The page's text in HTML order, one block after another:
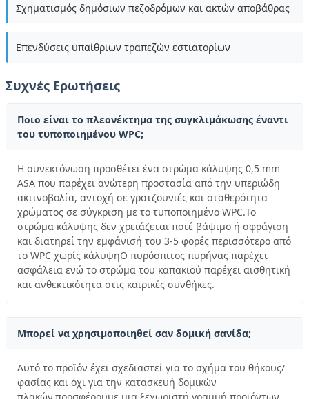
Σχηματισμός δημόσιων πεζοδρόμων και ακτών αποβάθρας
Επενδύσεις υπαίθριων τραπεζών εστιατορίων
Συχνές Ερωτήσεις
Ποιο είναι το πλεονέκτημα της συγκλιμάκωσης έναντι
του τυποποιημένου WPC;
Η συνεκτόνωση προσθέτει ένα στρώμα κάλυψης 0,5 mm
ASA που παρέχει ανώτερη προστασία από την υπεριώδη
ακτινοβολία, αντοχή σε γρατζουνιές και σταθερότητα
χρώματος σε σύγκριση με το τυποποιημένο WPC.Το
στρώμα κάλυψης δεν χρειάζεται ποτέ βάψιμο ή σφράγιση
και διατηρεί την εμφάνισή του 3-5 φορές περισσότερο από
το WPC χωρίς κάλυψηΟ πυρόσπιτος πυρήνας παρέχει
ασφάλεια ενώ το στρώμα του καπακιού παρέχει αισθητική
και ανθεκτικότητα στις καιρικές συνθήκες.
Μπορεί να χρησιμοποιηθεί σαν δομική σανίδα;
Αυτό το προϊόν έχει σχεδιαστεί για το σχήμα του θήκους/
φασίας και όχι για την κατασκευή δομικών